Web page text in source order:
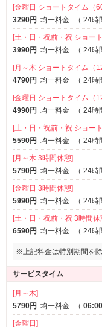
[金曜日 ショートタイム（
3290円 均一料金 （ 24時
[土・日・祝前・祝 ショー
3990円 均一料金 （ 24時
[月～木 ショートタイム（
4790円 均一料金 （ 24時
[金曜日 ショートタイム（
4990円 均一料金 （ 24時
[土・日・祝前・祝 ショー
5590円 均一料金 （ 24時
[月～木 3時間休憩]
5790円 均一料金 （ 24時
[金曜日 3時間休憩]
5990円 均一料金 （ 24時
[土・日・祝前・祝 3時間休
6590円 均一料金 （ 24時
※上記料金は特別期間を除
サービスタイム
[月～木]
5790円 均一料金 （
[金曜日]